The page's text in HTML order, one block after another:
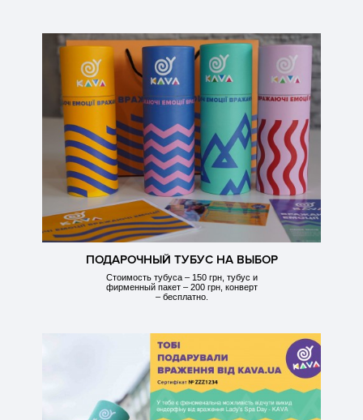
ПОДАРОЧНЫЙ ТУБУС НА ВЫБОР
Стоимость тубуса – 150 грн, тубус и
фирменный пакет – 200 грн, конверт
– бесплатно.